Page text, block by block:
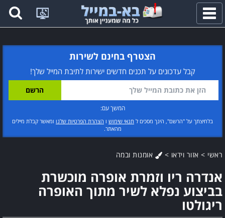
פתח
תפריט
הצטרף בחינם לשירות
קבל עדכונים על תכנים חדשים ישירות לתיבת המייל שלך!
המשך עם:
בלחיצתך על "הרשם", הינך מסכים ל תנאי שימוש ו הצהרת הפרטיות שלנו ומאשר קבלת מיילים
מהאתר.
ראשי > אזור וידאו > אומנות ובמה
אנדרה ריו וזמרת אופרה מוכשרת
בביצוע נפלא לשיר מתוך האופרה
ריגולטו